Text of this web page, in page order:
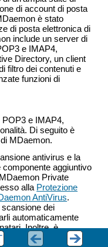
di account di posta
è stato
di posta elettronica di
include un server di
e IMAP4,
Directory, un client
filtro dei contenuti e
funzioni di
POP3 e IMAP4,
Di seguito è
MDaemon.
antivirus e la
aggiuntivo
Private
alla Protezione
AntiVirus.
dei
automaticamente
Inoltre, è
per l'invio di un